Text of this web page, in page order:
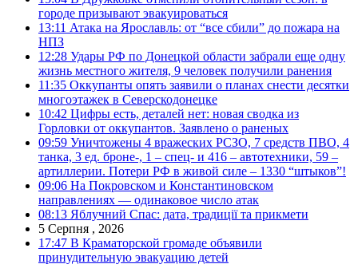
городе призывают эвакуироваться
13:11 Атака на Ярославль: от “все сбили” до пожара на
НПЗ
12:28 Удары РФ по Донецкой области забрали еще одну
жизнь местного жителя, 9 человек получили ранения
11:35 Оккупанты опять заявили о планах снести десятки
многоэтажек в Северскодонецке
10:42 Цифры есть, деталей нет: новая сводка из
Горловки от оккупантов. Заявлено о раненых
09:59 Уничтожены 4 вражеских РСЗО, 7 средств ПВО, 4
танка, 3 ед. броне-, 1 – спец- и 416 – автотехники, 59 –
артиллерии. Потери РФ в живой силе – 1330 “штыков”!
09:06 На Покровском и Константиновском
направлениях — одинаковое число атак
08:13 Яблучний Спас: дата, традиції та прикмети
5 Серпня , 2026
17:47 В Краматорской громаде объявили
принудительную эвакуацию детей